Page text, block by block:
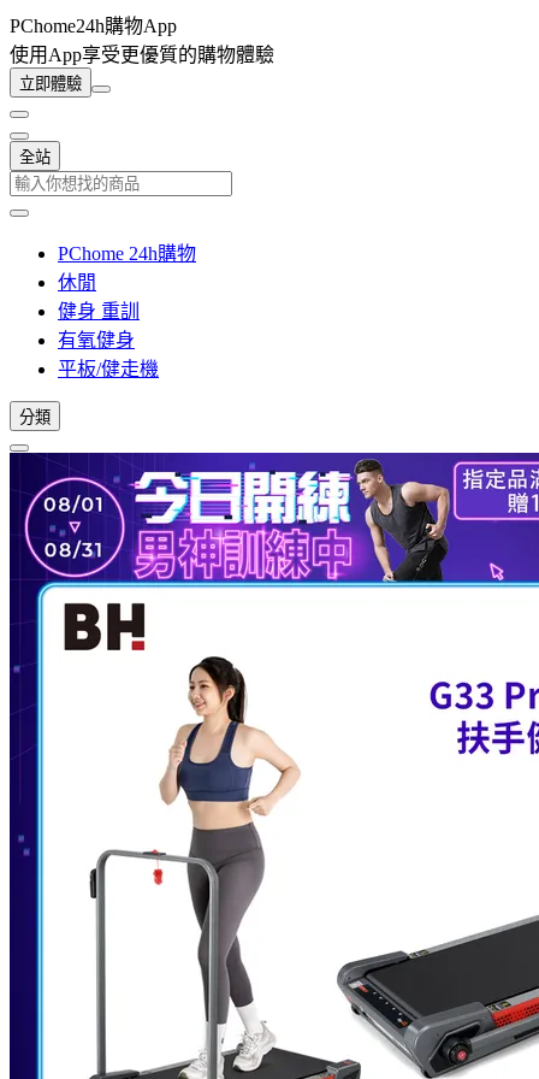
PChome24h購物App
使用App享受更優質的購物體驗
立即體驗
全站
PChome 24h購物
休閒
健身 重訓
有氧健身
平板/健走機
分類